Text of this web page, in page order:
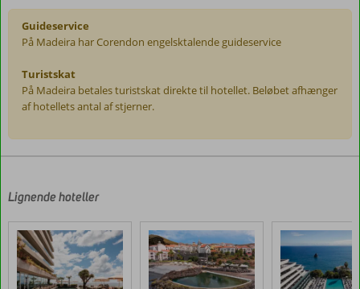
Guideservice
På Madeira har Corendon engelsktalende guideservice
Turistskat
På Madeira betales turistskat direkte til hotellet. Beløbet afhænger
af hotellets antal af stjerner.
af
kunder
efter
deres
ophold
Lignende hoteller